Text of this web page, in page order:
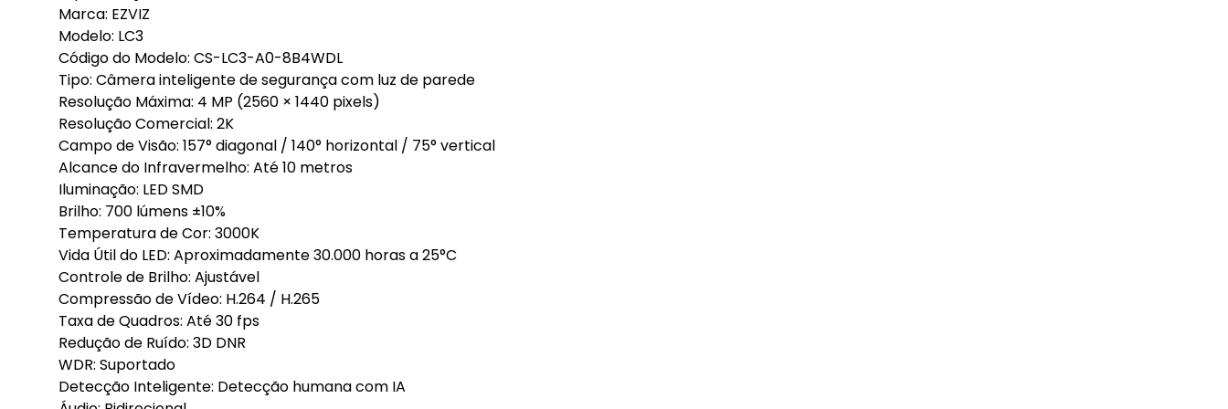
Marca: EZVIZ
Modelo: LC3
Código do Modelo: CS-LC3-A0-8B4WDL
Tipo: Câmera inteligente de segurança com luz de parede
Resolução Máxima: 4 MP (2560 × 1440 pixels)
Resolução Comercial: 2K
Campo de Visão: 157° diagonal / 140° horizontal / 75° vertical
Alcance do Infravermelho: Até 10 metros
Iluminação: LED SMD
Brilho: 700 lúmens ±10%
Temperatura de Cor: 3000K
Vida Útil do LED: Aproximadamente 30.000 horas a 25°C
Controle de Brilho: Ajustável
Compressão de Vídeo: H.264 / H.265
Taxa de Quadros: Até 30 fps
Redução de Ruído: 3D DNR
WDR: Suportado
Detecção Inteligente: Detecção humana com IA